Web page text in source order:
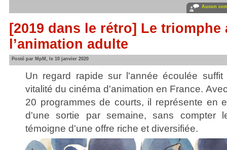
Aucun
[2019 dans le rétro] Le triomphe
l’animation adulte
Posté par MpM, le 10 janvier 2020
Un regard rapide sur l'année écoulée
vitalité du cinéma d'animation en France.
20 programmes de courts, il représente en
d'une sortie par semaine, sans compter
témoigne d'une offre riche et diversifiée.